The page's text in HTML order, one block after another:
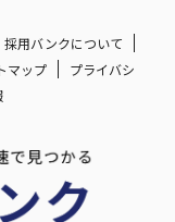
採用バンクについて
マップ
プライバシ